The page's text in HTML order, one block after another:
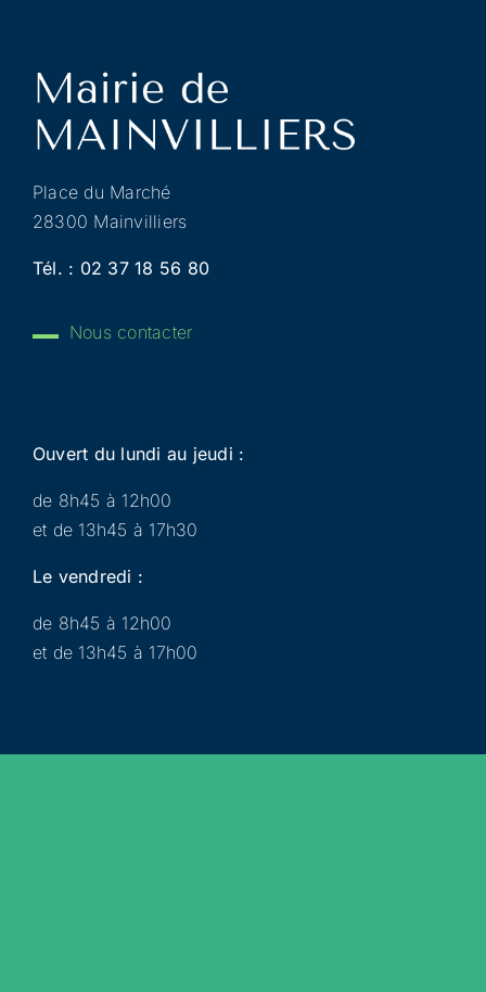
Place du Marché
28300 Mainvilliers
Tél. : 02 37 18 56 80
Nous contacter
Ouvert du lundi au jeudi :
de 8h45 à 12h00
et de 13h45 à 17h30
Le vendredi :
de 8h45 à 12h00
et de 13h45 à 17h00